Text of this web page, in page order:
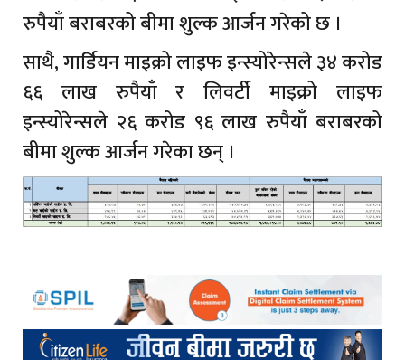
रुपैयाँ बराबरको बीमा शुल्क आर्जन गरेको छ ।
साथै, गार्डियन माइक्रो लाइफ इन्स्योरेन्सले ३४ करोड
६६ लाख रुपैयाँ र लिवर्टी माइक्रो लाइफ
इन्स्योरेन्सले २६ करोड ९६ लाख रुपैयाँ बराबरको
बीमा शुल्क आर्जन गरेका छन् ।